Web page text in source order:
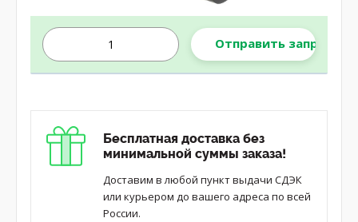
Отправить запрос
Бесплатная доставка без
минимальной суммы заказа!
Доставим в любой пункт выдачи СДЭК
или курьером до вашего адреса по всей
России.